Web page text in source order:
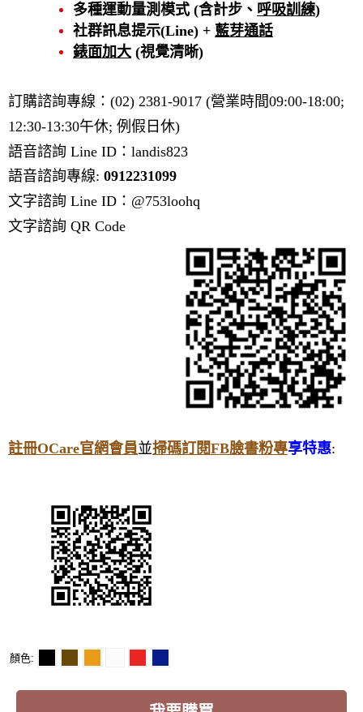
多種運動量測模式 (含計步、 呼吸訓練)
社群訊息提示(Line) + 藍芽通話
錶面加大 (視覺清晰)
訂購諮詢專線：(02) 2381-9017 (營業時間09:00-18:00;
12:30-13:30午休; 例假日休)
語音諮詢 Line ID：landis823
語音諮詢專線: 0912231099
文字諮詢 Line ID：@753loohq
文字諮詢 QR Code
註冊OCare官網會員並掃碼訂閱FB臉書粉專享特惠:
顏色